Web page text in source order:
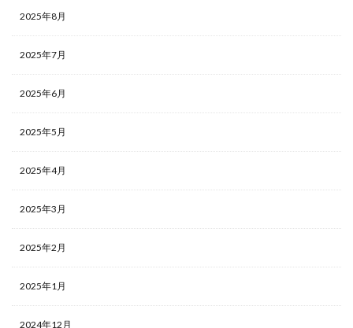
2025年8月
2025年7月
2025年6月
2025年5月
2025年4月
2025年3月
2025年2月
2025年1月
2024年12月